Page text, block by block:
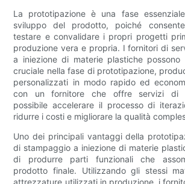
La prototipazione è una fase
sviluppo del prodotto, poiché
testare e convalidare i propri progetti
produzione vera e propria. I fornitori di
a iniezione di materie plastiche possono
cruciale nella fase di prototipazione,
personalizzati in modo rapido ed
con un fornitore che offre servizi di
possibile accelerare il processo di
ridurre i costi e migliorare la qualità
Uno dei principali vantaggi della
di stampaggio a iniezione di materie
di produrre parti funzionali che
prodotto finale. Utilizzando gli stessi